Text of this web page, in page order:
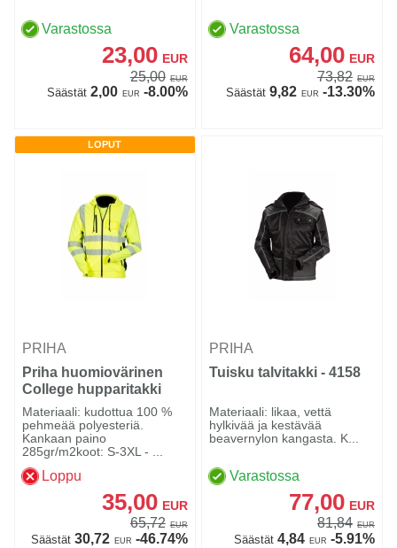
Varastossa
23,00 EUR
25,00 EUR
Säästät2,00 EUR -8.00%
Varastossa
64,00 EUR
73,82 EUR
Säästät9,82 EUR -13.30%
LOPUT
PRIHA
Priha huomiovärinen
College hupparitakki
kelta/musta EN 20471
Lk.2 - 4323
Materiaali: kudottua 100 %
pehmeää polyesteriä.
Kankaan paino
285gr/m2koot: S-3XL - ...
Loppu
35,00 EUR
65,72 EUR
Säästät30,72 EUR -46.74%
PRIHA
Tuisku talvitakki - 4158
Materiaali: likaa, vettä
hylkivää ja kestävää
beavernylon kangasta. K...
Varastossa
77,00 EUR
81,84 EUR
Säästät4,84 EUR -5.91%